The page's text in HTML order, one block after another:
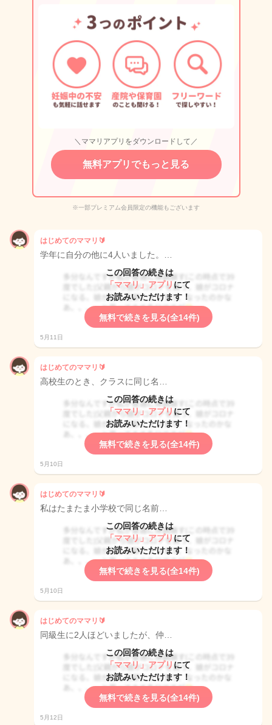
＼ママリアプリをダウンロードして／
無料アプリでもっと見る
※一部プレミアム会員限定の機能もございます
はじめてのママリ🔰
学年に自分の他に4人いました。…
この回答の続きは
「ママリ」アプリ にて
お読みいただけます！
無料で続きを見る(全14件)
5月11日
はじめてのママリ🔰
高校生のとき、クラスに同じ名…
この回答の続きは
「ママリ」アプリ にて
お読みいただけます！
無料で続きを見る(全14件)
5月10日
はじめてのママリ🔰
私はたまたま小学校で同じ名前…
この回答の続きは
「ママリ」アプリ にて
お読みいただけます！
無料で続きを見る(全14件)
5月10日
はじめてのママリ🔰
同級生に2人ほどいましたが、仲…
この回答の続きは
「ママリ」アプリ にて
お読みいただけます！
無料で続きを見る(全14件)
5月12日